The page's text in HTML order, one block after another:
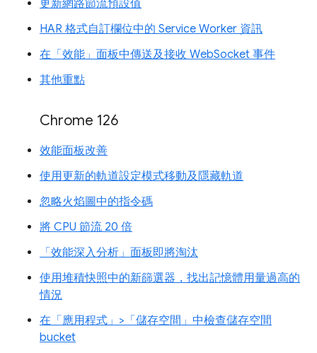
更新網路節流預設值
HAR 格式自訂欄位中的 Service Worker 資訊
在「效能」面板中傳送及接收 WebSocket 事件
其他重點
Chrome 126
效能面板改善
使用更新的軌道設定模式移動及隱藏軌道
忽略火焰圖中的指令碼
將 CPU 節流 20 倍
「效能深入分析」面板即將淘汰
使用堆積快照中的新篩選器，找出記憶體用量過高的
情況
在「應用程式」>「儲存空間」中檢查儲存空間
bucket